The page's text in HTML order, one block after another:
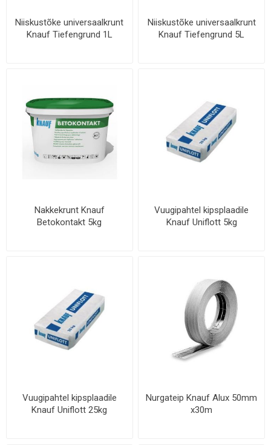
Niiskustõke universaalkrunt
Knauf Tiefengrund 1L
Niiskustõke universaalkrunt
Knauf Tiefengrund 5L
Nakkekrunt Knauf
Betokontakt 5kg
Vuugipahtel kipsplaadile
Knauf Uniflott 5kg
Vuugipahtel kipsplaadile
Knauf Uniflott 25kg
Nurgateip Knauf Alux 50mm
x30m